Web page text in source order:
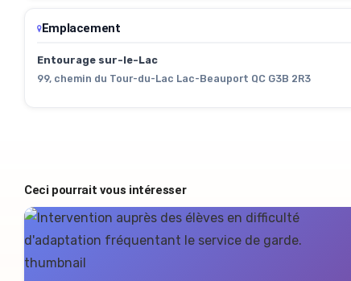
Emplacement
Entourage sur-le-Lac
99, chemin du Tour-du-Lac Lac-Beauport QC G3B 2R3
Ceci pourrait vous intéresser